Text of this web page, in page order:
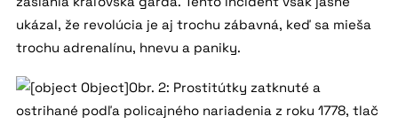
ukázal, že revolúcia je aj trochu zábavná, keď sa mieša
trochu adrenalínu, hnevu a paniky.
Obr. 2: Prostitútky zatknuté a
ostrihané podľa policajného nariadenia z roku 1778, tlač